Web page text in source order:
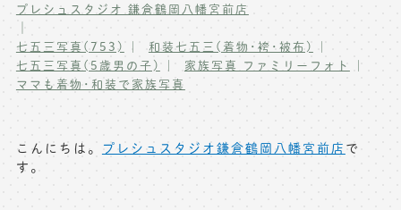
マタニティフォト撮影
初節句記念写真撮影
フォトウェディング
写真商品一覧
お祝いギフトカード
キャンペーン･限定プラン情報
プレシュスタジオ 鎌倉鶴岡八幡宮前店
｜
七五三写真(753)
和装七五三(着物･袴･被布)
七五三写真(5歳男の子)
家族写真 ファミリーフォト
ママも着物･和装で家族写真
こんにちは。 プレシュスタジオ鎌倉鶴岡八幡宮前店 で
す。